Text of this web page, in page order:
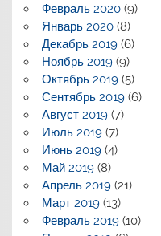
Февраль 2020(9)
Январь 2020(8)
Декабрь 2019(6)
Ноябрь 2019(9)
Октябрь 2019(5)
Сентябрь 2019(6)
Август 2019(7)
Июль 2019(7)
Июнь 2019(4)
Май 2019(8)
Апрель 2019(21)
Март 2019(13)
Февраль 2019(10)